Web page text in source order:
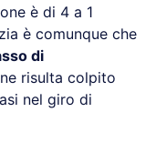
è di 4 a 1
è comunque che
di
risulta colpito
nel giro di